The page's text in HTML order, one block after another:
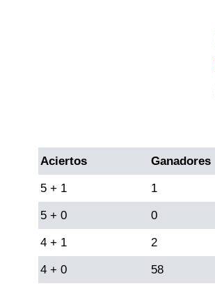
Lotería de Bogotá
Lotería de Risaralda
Lotería de Medellín
Aciertos Ganadores
5 + 1 1
5 + 0 0
4 + 1 2
4 + 0 58